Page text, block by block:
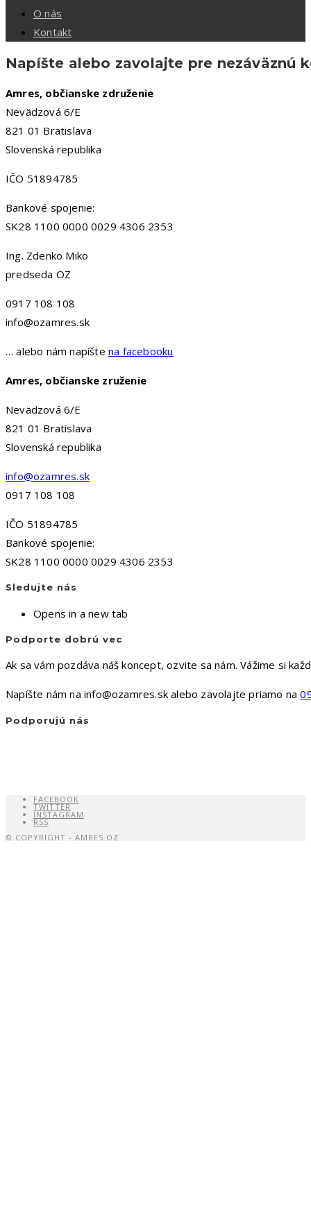
O nás
Kontakt
Napíšte alebo zavolajte pre nezáväznú
Amres, občianske združenie
Nevädzová 6/E
821 01 Bratislava
Slovenská republika
IČO 51894785
Bankové spojenie:
SK28 1100 0000 0029 4306 2353
Ing. Zdenko Miko
predseda OZ
0917 108 108
info@ozamres.sk
… alebo nám napíšte na facebooku
Amres, občianske zruženie
Nevädzová 6/E
821 01 Bratislava
Slovenská republika
info@ozamres.sk
0917 108 108
IČO 51894785
Bankové spojenie:
SK28 1100 0000 0029 4306 2353
Sledujte nás
Opens in a new tab
Podporte dobrú vec
Ak sa vám pozdáva náš koncept, ozvite sa nám. Vážime si
Napíšte nám na info@ozamres.sk alebo zavolajte priamo na
Podporujú nás
FACEBOOK
TWITTER
INSTAGRAM
RSS
© COPYRIGHT - AMRES OZ